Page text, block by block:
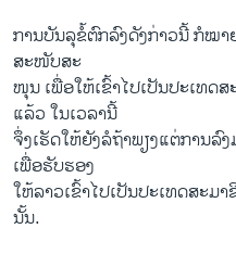
ການບັນລຸຂໍ້ຕົກລົງດັງກ່າວນີ້ ກໍໝາ
ສະໜັບສະ
ໜຸນ ເພື່ອໃຫ້ເຂົ້າໄປເປັນປະເທດ
ແລ້ວ ໃນເວລານີ້
ຈຶ່ງເຮັດໃຫ້ຍັງລໍຖ້າພຽງແຕ່ການລົ
ເພື່ອຮັບຮອງ
ໃຫ້ລາວເຂົ້າໄປເປັນປະເທດສະມ
ນັ້ນ.